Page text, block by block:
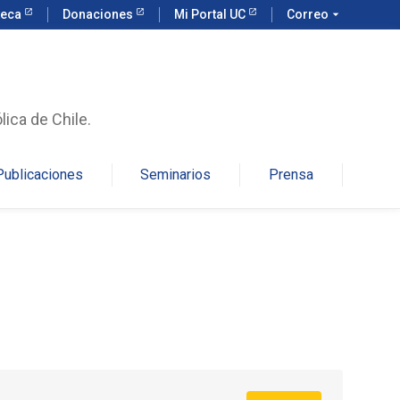
Donaciones Mi Portal UC Correo arrow_drop_down
de Chile.
Seminarios Prensa